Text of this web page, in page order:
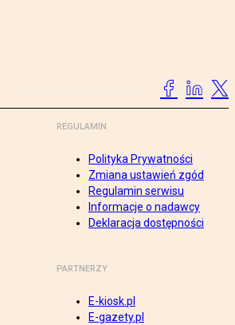
REGULAMIN
Polityka Prywatności
Zmiana ustawień zgód
Regulamin serwisu
Informacje o nadawcy
Deklaracja dostępności
PARTNERZY
E-kiosk.pl
E-gazety.pl